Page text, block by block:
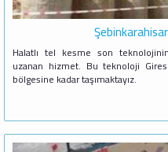
Halatlı tel kesme son
uzanan hizmet. Bu teknoloji
bölgesine kadar taşımaktayız.